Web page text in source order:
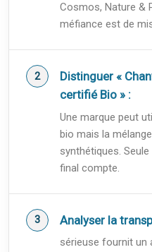
Cosmos, Nature &
méfiance est de
Distinguer «
certifié Bio » :
Une marque peut
bio mais la
synthétiques.
final compte.
Analyser la
sérieuse fournit un